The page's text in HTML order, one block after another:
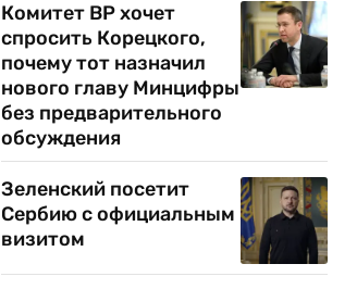
Комитет ВР хочет
спросить Корецкого,
почему тот назначил
нового главу Минцифры
без предварительного
обсуждения
Зеленский посетит
Сербию с официальным
визитом